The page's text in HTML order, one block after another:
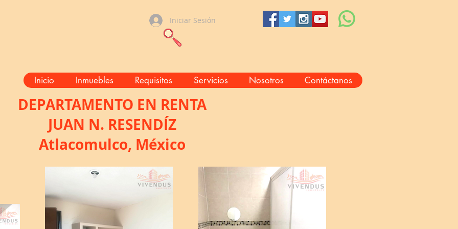
Iniciar Sesión
Inicio Inmuebles Requisitos Servicios Nosotros Contáctanos
DEPARTAMENTO EN RENTA
JUAN N. RESENDÍZ
Atlacomulco, México